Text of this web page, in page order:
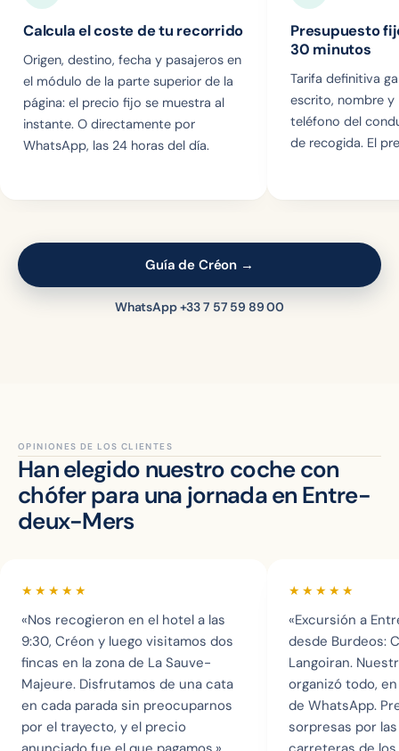
Calcula el coste de tu recorrido
Origen, destino, fecha y pasajeros en
el módulo de la parte superior de la
página: el precio fijo se muestra al
instante. O directamente por
WhatsApp, las 24 horas del día.
Presupuesto
30 minutos
Tarifa definitiva
escrito, nombre y
teléfono del
de recogida. El
Guía de Créon →
WhatsApp +33 7 57 59 89 00
OPINIONES DE LOS CLIENTES
Han elegido nuestro coche con
chófer para una jornada en Entre-
deux-Mers
★★★★★
«Nos recogieron en el hotel a las
9:30, Créon y luego visitamos dos
fincas en la zona de La Sauve-
Majeure. Disfrutamos de una cata
en cada parada sin preocuparnos
por el trayecto, y el precio
★★★★★
«Excursión a
desde Burdeos:
Langoiran.
organizó todo,
de WhatsApp.
sorpresas por